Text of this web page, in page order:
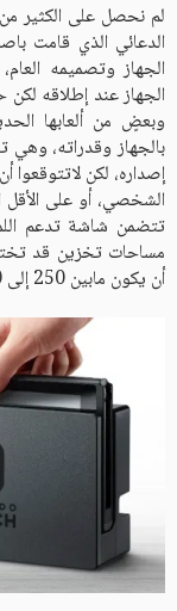
الدعائي الذي قامت
الجهاز وتصميمه
الجهاز عند إطلاقه
بالجهاز وقدراته، وهي
إصداره، لكن
مساحات تخزين قد
أن يكون مابين 250 إلى 300 دولار أمريكي.